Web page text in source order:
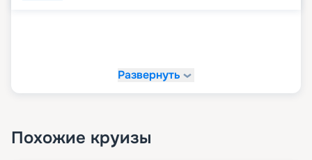
Развернуть
Похожие круизы